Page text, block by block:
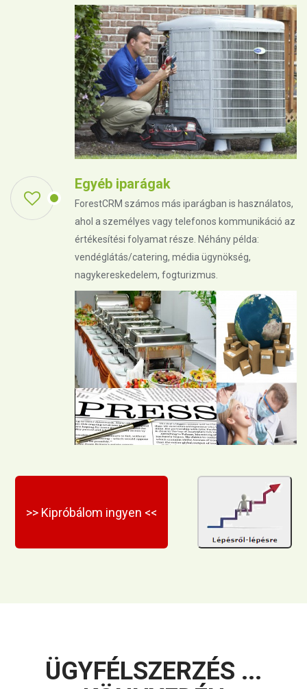
Egyéb iparágak
ForestCRM számos más iparágban is használatos,
ahol a személyes vagy telefonos kommunikáció az
értékesítési folyamat része. Néhány példa:
vendéglátás/catering, média ügynökség,
nagykereskedelem, fogturizmus.
>> Kipróbálom ingyen <<
ÜGYFÉLSZERZÉS ...